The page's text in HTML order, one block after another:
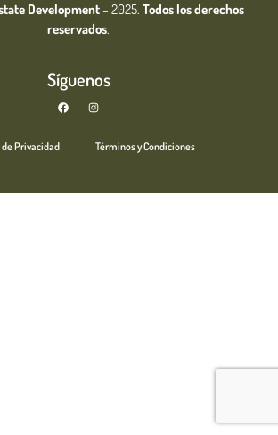
Development– 2025. Todos los derechos
reservados.
Síguenos
Privacidad Términos y Condiciones